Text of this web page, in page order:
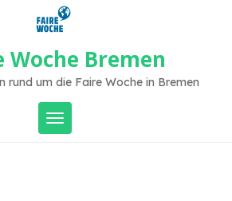
Woche Bremen
rund um die Faire Woche in Bremen
Toggle navigation